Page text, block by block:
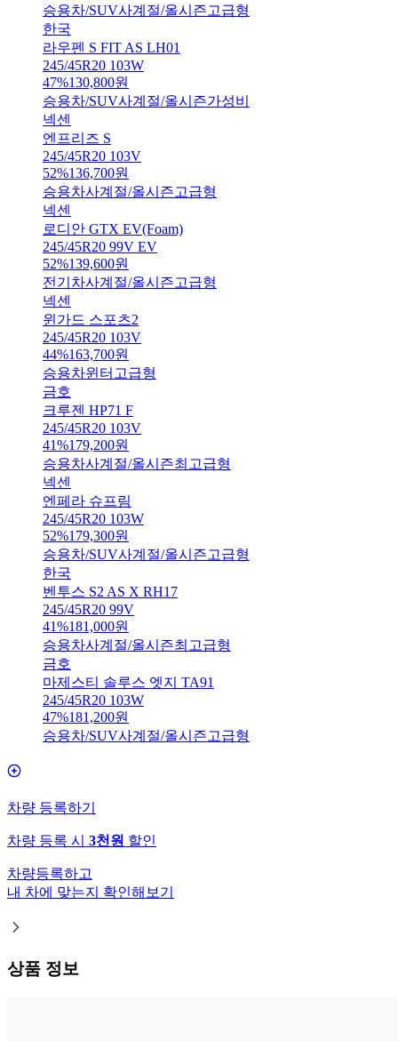
승용차/SUV사계절/올시즌고급형
한국
라우펜 S FIT AS LH01
245/45R20 103W
47%130,800원
승용차/SUV사계절/올시즌가성비
넥센
엔프리즈 S
245/45R20 103V
52%136,700원
승용차사계절/올시즌고급형
넥센
로디안 GTX EV(Foam)
245/45R20 99V EV
52%139,600원
전기차사계절/올시즌고급형
넥센
윈가드 스포츠2
245/45R20 103V
44%163,700원
승용차윈터 고급형
금호
크루젠 HP71 F
245/45R20 103V
41%179,200원
승용차사계절/올시즌최고급형
넥센
엔페라 슈프림
245/45R20 103W
52%179,300원
승용차/SUV사계절/올시즌고급형
한국
벤투스 S2 AS X RH17
245/45R20 99V
41%181,000원
승용차사계절/올시즌최고급형
금호
마제스티 솔루스 엣지 TA91
245/45R20 103W
47%181,200원
승용차/SUV사계절/올시즌고급형
차량 등록하기
차량 등록 시 3천원 할인
차량등록하고
내 차에 맞는지 확인해보기
상품 정보